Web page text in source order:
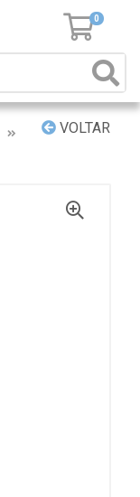
0
VOLTAR